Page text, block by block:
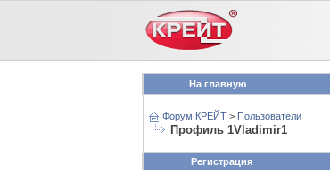
На главную
Форум КРЕЙТ > Пользователи
Профиль 1Vladimir1
Регистрация